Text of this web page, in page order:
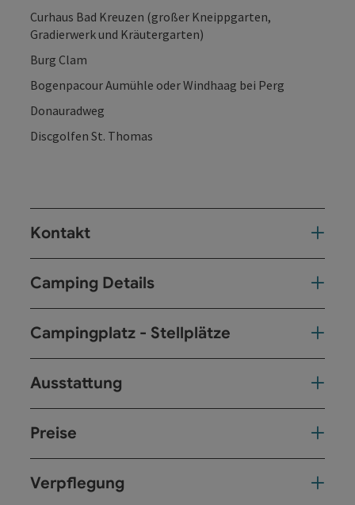
Curhaus Bad Kreuzen (großer Kneippgarten,
Gradierwerk und Kräutergarten)
Burg Clam
Bogenpacour Aumühle oder Windhaag bei Perg
Donauradweg
Discgolfen St. Thomas
Kontakt
Camping Details
Campingplatz - Stellplätze
Ausstattung
Preise
Verpflegung